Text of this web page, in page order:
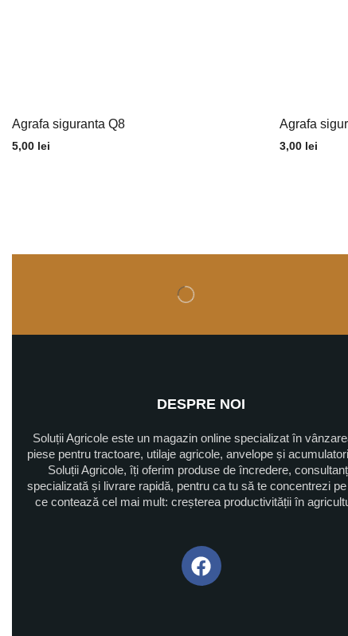
Agrafa siguranta Q8
5,00 lei
Agrafa
3,00 lei
DESPRE NOI
Soluții Agricole este un magazin online specializat în
piese pentru tractoare, utilaje agricole, anvelope și
Soluții Agricole, îți oferim produse de încredere,
specializată și livrare rapidă, pentru ca tu să te concentrezi
ce contează cel mai mult: creșterea productivității în